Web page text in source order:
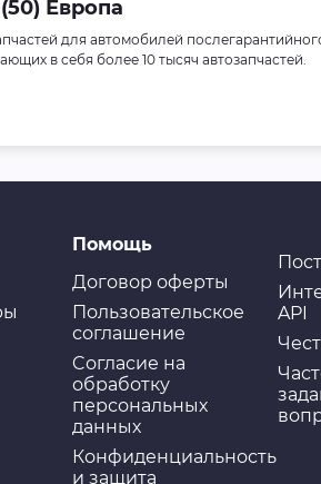
Европа
для автомобилей
в себя более 10 тысяч автозапчастей.
Помощь
Договор оферты
Пользовательское
соглашение
Cогласие на
обработку
персональных
данных
Конфиденциальность
и защита
API